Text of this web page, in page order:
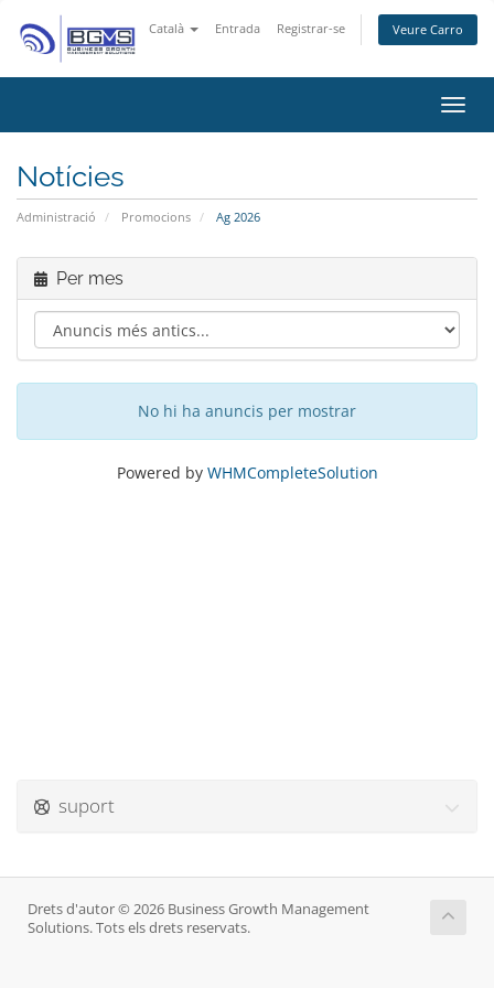
Català Entrada Registrar-se Veure Carro
Notícies
Administració Promocions Ag 2026
Per mes
No hi ha anuncis per mostrar
Powered by WHMCompleteSolution
suport
Drets d'autor © 2026 Business Growth Management
Solutions. Tots els drets reservats.